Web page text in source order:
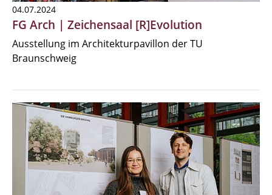
04.07.2024
FG Arch | Zeichensaal [R]Evolution
Ausstellung im Architekturpavillon der TU
Braunschweig